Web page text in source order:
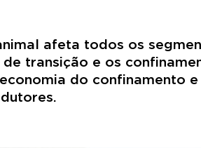
afeta todos os
transição e os
do confinamento